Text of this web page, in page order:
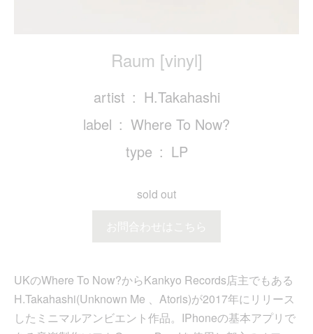
Raum [vinyl]
artist
H.Takahashi
label
Where To Now?
type
LP
sold out
お問合わせはこちら
UKのWhere To Now?からKankyo Records店主でもある
H.Takahashi(Unknown Me 、Atoris)が2017年にリリース
したミニマルアンビエント作品。IPhoneの基本アプリで